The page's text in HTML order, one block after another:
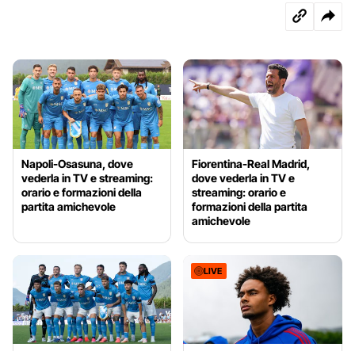
Napoli-Osasuna, dove
vederla in TV e streaming:
orario e formazioni della
partita amichevole
Fiorentina-Real Madrid,
dove vederla in TV e
streaming: orario e
formazioni della partita
amichevole
LIVE